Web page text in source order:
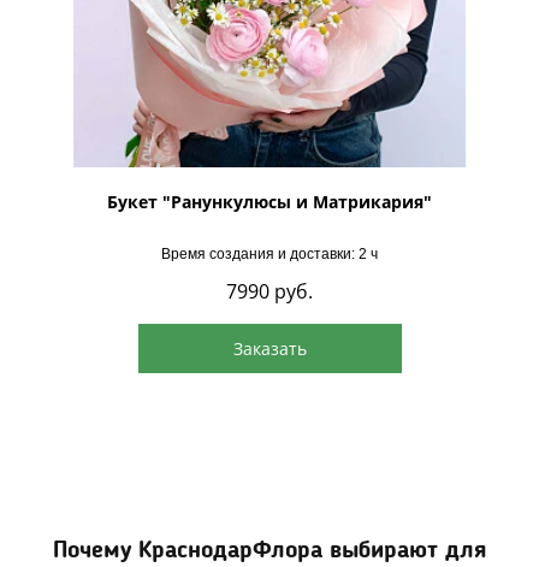
Букет "Ранункулюсы и Матрикария"
Время создания и доставки: 2 ч
7990 руб.
Заказать
Почему КраснодарФлора выбирают для